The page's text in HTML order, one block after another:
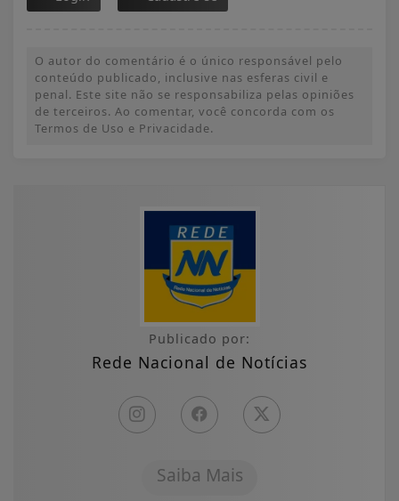
O autor do comentário é o único responsável pelo
conteúdo publicado, inclusive nas esferas civil e
penal. Este site não se responsabiliza pelas opiniões
de terceiros. Ao comentar, você concorda com os
Termos de Uso e Privacidade.
Publicado por:
Rede Nacional de Notícias
Saiba Mais